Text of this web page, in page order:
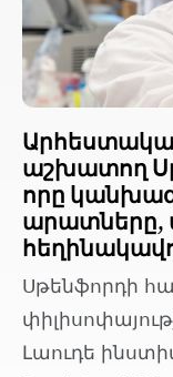
աշխատող
որը
արատները,
Սթենֆորդի
Լաուդե